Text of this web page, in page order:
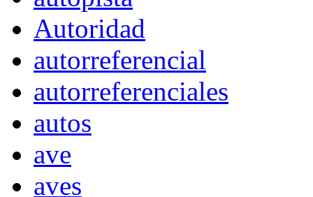
Autoridad
autorreferencial
autorreferenciales
autos
ave
aves